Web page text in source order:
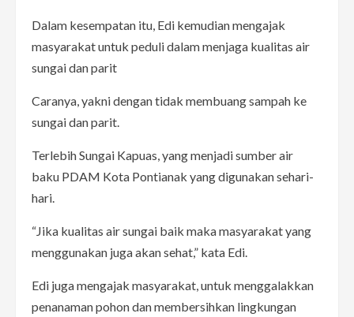
Dalam kesempatan itu, Edi kemudian mengajak
masyarakat untuk peduli dalam menjaga kualitas air
sungai dan parit
Caranya, yakni dengan tidak membuang sampah ke
sungai dan parit.
Terlebih Sungai Kapuas, yang menjadi sumber air
baku PDAM Kota Pontianak yang digunakan sehari-
hari.
“Jika kualitas air sungai baik maka masyarakat yang
menggunakan juga akan sehat,” kata Edi.
Edi juga mengajak masyarakat, untuk menggalakkan
penanaman pohon dan membersihkan lingkungan